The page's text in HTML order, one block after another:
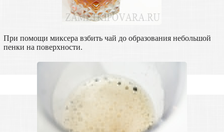
При помощи миксера взбить чай до образования небольшой
пенки на поверхности.